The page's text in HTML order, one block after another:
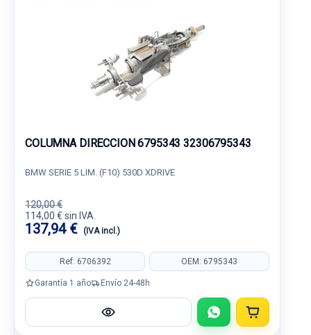
COLUMNA DIRECCION 6795343 32306795343
BMW SERIE 5 LIM. (F10) 530D XDRIVE
120,00 €
114,00 € sin IVA.
137,94 € (IVA incl.)
Ref: 6706392 OEM: 6795343
Garantía 1 año Envío 24-48h